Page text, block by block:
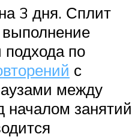
3 дня. Сплит
выполнение
по
с
между
началом занятий